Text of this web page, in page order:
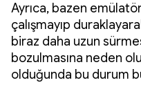
Ayrıca, bazen
çalışmayıp
biraz daha uzun
bozulmasına neden
olduğunda bu durum